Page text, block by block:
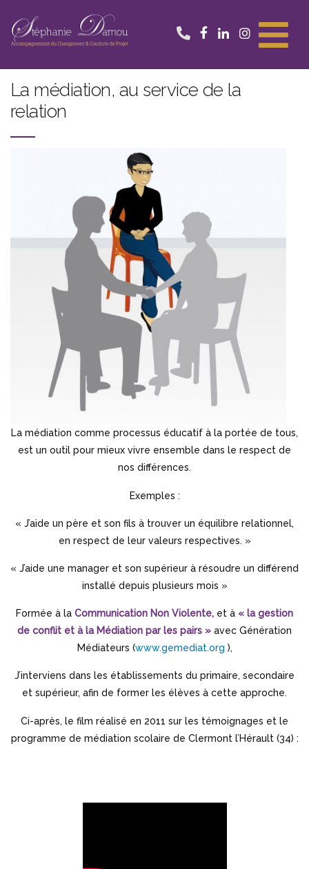
contenu
La médiation, au service de la
relation
La médiation comme processus éducatif à la portée de tous,
est un outil pour mieux vivre ensemble dans le respect de
nos différences.
Exemples :
« J’aide un père et son fils à trouver un équilibre relationnel,
en respect de leur valeurs respectives. »
« J’aide une manager et son supérieur à résoudre un différend
installé depuis plusieurs mois »
Formée à la Communication Non Violente, et à « la gestion
de conflit et à la Médiation par les pairs » avec Génération
Médiateurs (www.gemediat.org ),
J’interviens dans les établissements du primaire, secondaire
et supérieur, afin de former les élèves à cette approche.
Ci-après, le film réalisé en 2011 sur les témoignages et le
programme de médiation scolaire de Clermont l’Hérault (34) :